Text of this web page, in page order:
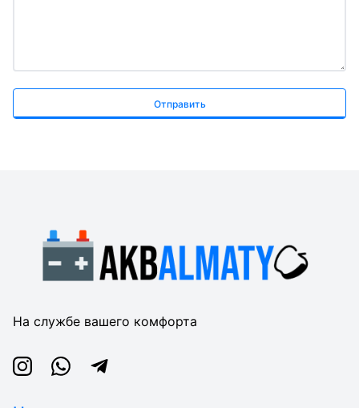
Отправить
На службе вашего комфорта
InstagramWhatsappTelegram